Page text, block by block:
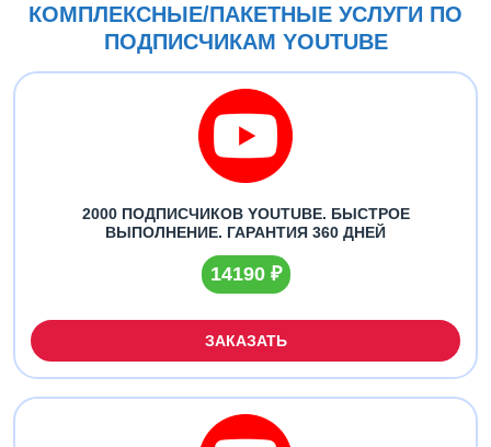
КОМПЛЕКСНЫЕ/ПАКЕТНЫЕ УСЛУГИ ПО
ПОДПИСЧИКАМ YOUTUBE
2000 ПОДПИСЧИКОВ YOUTUBE. БЫСТРОЕ
ВЫПОЛНЕНИЕ. ГАРАНТИЯ 360 ДНЕЙ
14190 ₽
ЗАКАЗАТЬ